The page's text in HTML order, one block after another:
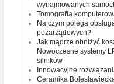
wynajmowanych
Tomografia
Na czym polega
pozarządowych?
Jak mądrze obniżyć
Nowoczesne systemy
silników
Innowacyjne
Ceramika